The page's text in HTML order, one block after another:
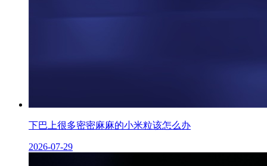
下巴上很多密密麻麻的小米粒该怎么办
2026-07-29